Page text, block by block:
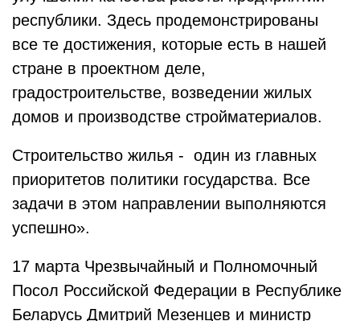
республики. Здесь продемонстрированы
все те достижения, которые есть в нашей
стране в проектном деле,
градостроительстве, возведении жилых
домов и производстве стройматериалов.
Строительство жилья - один из главных
приоритетов политики государства. Все
задачи в этом направлении выполняются
успешно».
17 марта Чрезвычайный и Полномочный
Посол Российской Федерации в Республике
Беларусь Дмитрий Мезенцев и министр